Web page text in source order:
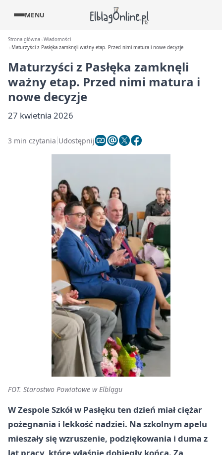
MENU
Strona główna Wiadomości
Maturzyści z Pasłęka zamknęli ważny etap. Przed nimi matura i nowe decyzje
Maturzyści z Pasłęka zamknęli
ważny etap. Przed nimi matura i
nowe decyzje
27 kwietnia 2026
3 min czytania Udostępnij
FOT. Starostwo Powiatowe w Elblągu
W Zespole Szkół w Pasłęku ten dzień miał ciężar
pożegnania i lekkość nadziei. Na szkolnym apelu
mieszały się wzruszenie, podziękowania i duma z